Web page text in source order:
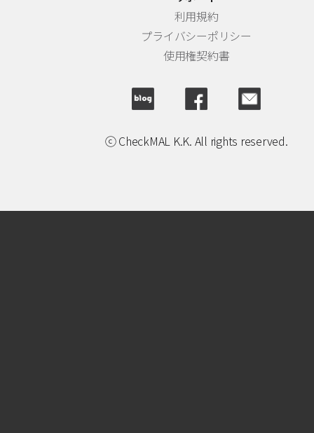
利用規約
プライバシーポリシー
使用権契約書
ⓒ CheckMAL K.K. All rights reserved.